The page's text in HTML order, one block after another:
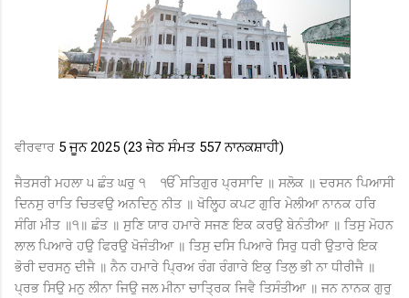
ਵੀਰਵਾਰ 5 ਜੂਨ 2025 (23 ਜੇਠ ਸੰਮਤ 557 ਨਾਨਕਸ਼ਾਹੀ)
ਜੈਤਸਰੀ ਮਹਲਾ ੫ ਛੰਤ ਘਰੁ ੧ ੴ ਸਤਿਗੁਰ ਪ੍ਰਸਾਦਿ ॥ ਸਲੋਕ ॥ ਦਰਸਨ ਪਿਆਸੀ
ਦਿਨਸੁ ਰਾਤਿ ਚਿਤਵਉ ਅਨਦਿਨੁ ਨੀਤ ॥ ਖੋਲ੍ਹ੍ਹਿ ਕਪਟ ਗੁਰਿ ਮੇਲੀਆ ਨਾਨਕ ਹਰਿ
ਸੰਗਿ ਮੀਤ ॥੧॥ ਛੰਤ ॥ ਸੁਣਿ ਯਾਰ ਹਮਾਰੇ ਸਜਣ ਇਕ ਕਰਉ ਬੇਨੰਤੀਆ ॥ ਤਿਸੁ ਮੋਹਨ
ਲਾਲ ਪਿਆਰੇ ਹਉ ਫਿਰਉ ਖੋਜੰਤੀਆ ॥ ਤਿਸੁ ਦਸਿ ਪਿਆਰੇ ਸਿਰੁ ਧਰੀ ਉਤਾਰੇ ਇਕ
ਭੋਰੀ ਦਰਸਨੁ ਦੀਜੈ ॥ ਨੈਨ ਹਮਾਰੇ ਪ੍ਰਿਅ ਰੰਗ ਰੰਗਾਰੇ ਇਕੁ ਤਿਲੁ ਭੀ ਨਾ ਧੀਰੀਜੈ ॥
ਪ੍ਰਭ ਸਿਉ ਮਨੁ ਲੀਨਾ ਜਿਉ ਜਲ ਮੀਨਾ ਚਾਤ੍ਰਿਕ ਜਿਵੈ ਤਿਸੰਤੀਆ ॥ ਜਨ ਨਾਨਕ ਗੁਰੁ